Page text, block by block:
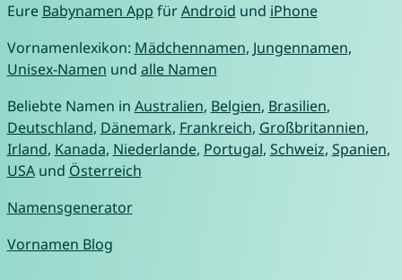
Eure Babynamen App fürAndroid und iPhone
Vornamenlexikon: Mädchennamen, Jungennamen,
Unisex-Namen und alle Namen
Beliebte Namen in Australien, Belgien, Brasilien,
Deutschland, Dänemark, Frankreich, Großbritannien,
Irland, Kanada, Niederlande, Portugal, Schweiz, Spanien,
USAund Österreich
Namensgenerator
Vornamen Blog